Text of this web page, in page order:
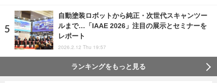
自動塗装ロボットから純正・次世代スキャンツー
ルまで…「IAAE 2026」注目の展示とセミナーを
レポート
2026.2.12 Thu 19:57
ランキングをもっと見る